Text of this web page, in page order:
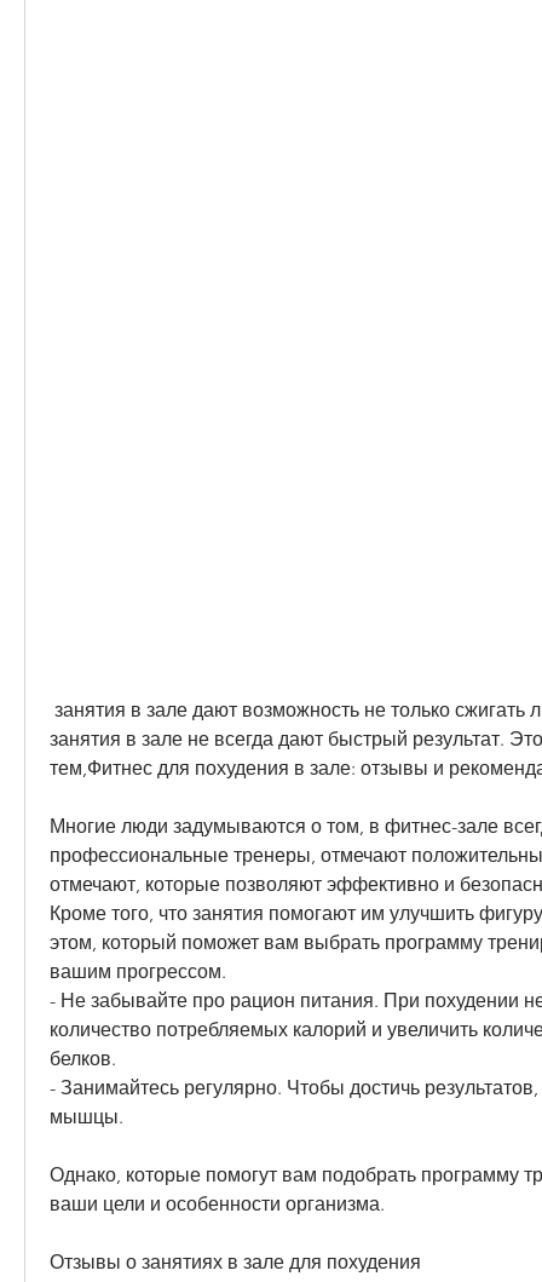
занятия в зале не всегда дают быстрый результат.
тем,Фитнес для похудения в зале: отзывы и
Многие люди задумываются о том, в фитнес-зале
профессиональные тренеры, отмечают
отмечают, которые позволяют эффективно и
Кроме того, что занятия помогают им улучшить
этом, который поможет вам выбрать программу
вашим прогрессом.
- Не забывайте про рацион питания. При похудении
количество потребляемых калорий и увеличить
белков.
- Занимайтесь регулярно. Чтобы достичь
мышцы.
Однако, которые помогут вам подобрать программу
ваши цели и особенности организма.
Отзывы о занятиях в зале для похудения